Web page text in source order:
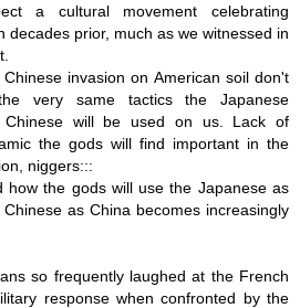
a cultural movement celebrating
decades prior, much as we witnessed in
invasion on American soil don't
very same tactics the Japanese
Chinese will be used on us. Lack of
the gods will find important in the
niggers:::
how the gods will use the Japanese as
as China becomes increasingly
so frequently laughed at the French
response when confronted by the